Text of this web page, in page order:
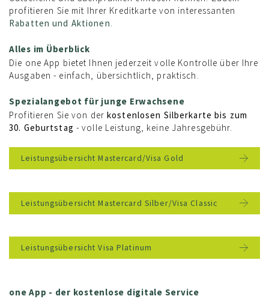
profitieren Sie mit Ihrer Kreditkarte von interessanten
Rabatten und Aktionen
Alles im Überblick
Die one App bietet Ihnen jederzeit volle Kontrolle über Ihre
Ausgaben - einfach, übersichtlich, praktisch.
Spezialangebot für junge Erwachsene
Profitieren Sie von der kostenlosen Silberkarte bis zum
30. Geburtstag - volle Leistung, keine Jahresgebühr.
Leistungsübersicht Mastercard/Visa Gold
Leistungsübersicht Mastercard Silber/Visa Classic
Leistungsübersicht Visa Platinum
one App - der kostenlose digitale Service